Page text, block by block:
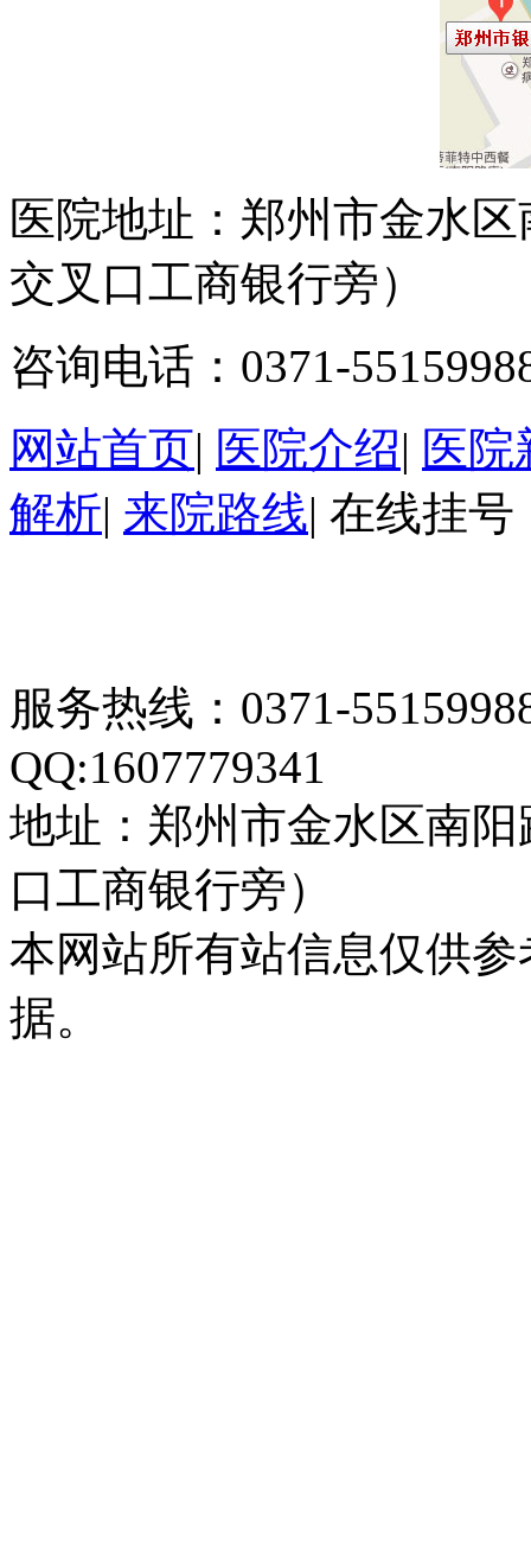
医院地址：郑州市金水
交叉口工商银行旁）
咨询电话：0371-
网站首页| 医院介绍| 医院
解析| 来院路线| 在线挂号
服务热线：0371-
QQ:1607779341
地址：郑州市金水区南
口工商银行旁）
本网站所有站信息仅供
据。